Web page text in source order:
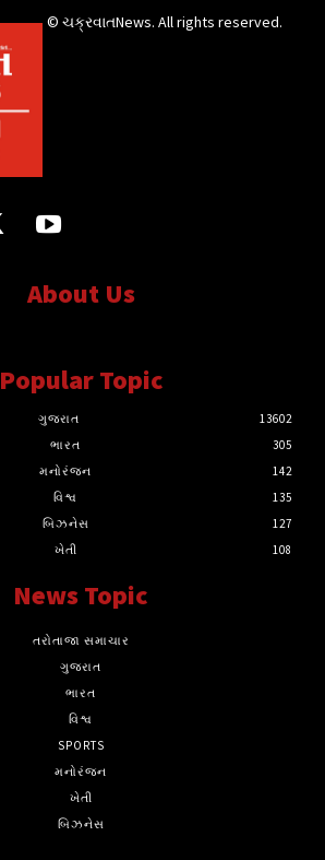
© ચક્રવાતNews. All rights reserved.
About Us
Popular Topic
ગુજરાત
13602
ભારત
305
મનોરંજન
142
વિશ્વ
135
બિઝનેસ
127
ખેતી
108
News Topic
તરોતાજા સમાચાર
ગુજરાત
ભારત
વિશ્વ
SPORTS
મનોરંજન
ખેતી
બિઝનેસ